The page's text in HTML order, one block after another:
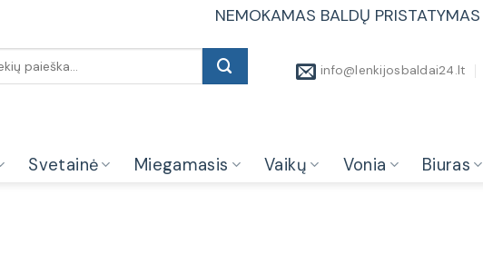
NEMOKAMAS BALDŲ
info@lenkijosbaldai24.lt
Svetainė Miegamasis Vaikų Vonia Biuras